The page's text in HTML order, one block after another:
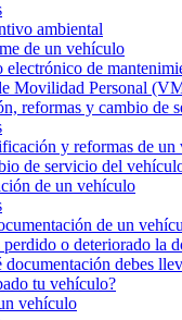
ambiental
de un vehículo
electrónico de
Movilidad Personal
reformas y cambio de
y reformas de un
de servicio del
de un vehículo
de un
perdido o deteriorado la
documentación debes
tu vehículo?
vehículo